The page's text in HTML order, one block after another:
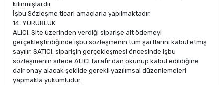
kılınmışlardır.
İşbu Sözleşme ticari amaçlarla yapılmaktadır.
14. YÜRÜRLÜK
ALICI, Site üzerinden verdiği siparişe ait ödemeyi
gerçekleştirdiğinde işbu sözleşmenin tüm şartlarını kabul etmiş
sayılır. SATICI, siparişin gerçekleşmesi öncesinde işbu
sözleşmenin sitede ALICI tarafından okunup kabul edildiğine
dair onay alacak şekilde gerekli yazılımsal düzenlemeleri
yapmakla yükümlüdür.